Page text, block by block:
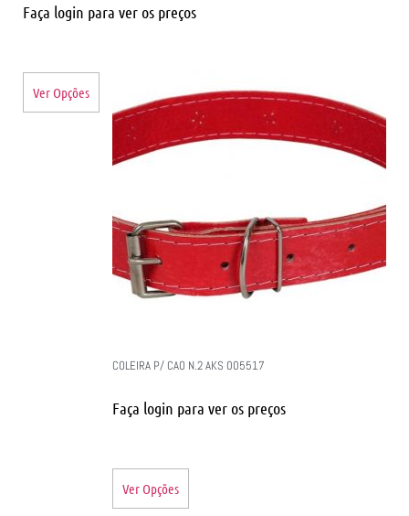
Faça login para ver os preços
Ver Opções
COLEIRA P/ CAO N.2 AKS 005517
Faça login para ver os preços
Ver Opções